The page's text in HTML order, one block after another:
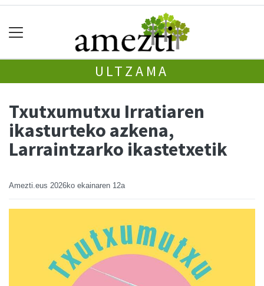
ULTZAMA
Txutxumutxu Irratiaren
ikasturteko azkena,
Larraintzarko ikastetxetik
Amezti.eus 2026ko ekainaren 12a